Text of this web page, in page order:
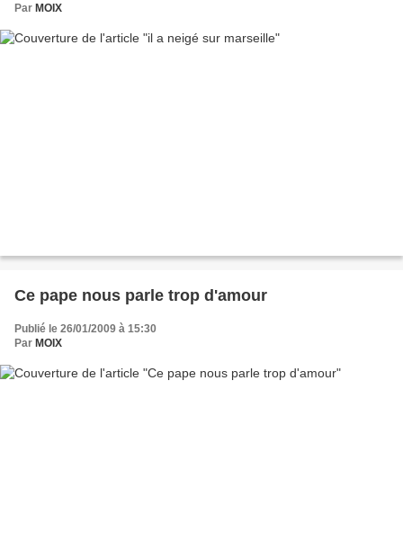
Par MOIX
Ce pape nous parle trop d'amour
Publié le 26/01/2009 à 15:30
Par MOIX